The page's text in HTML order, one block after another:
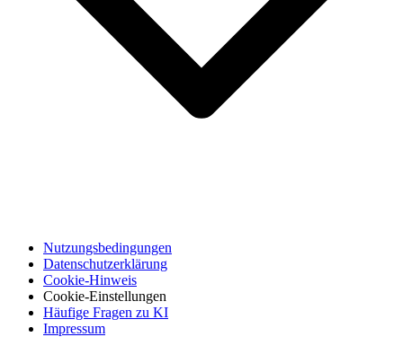
Nutzungsbedingungen
Datenschutzerklärung
Cookie-Hinweis
Cookie-Einstellungen
Häufige Fragen zu KI
Impressum